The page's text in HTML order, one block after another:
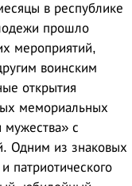
в республике
прошло
мероприятий,
воинским
открытия
мемориальных
мужества» с
Одним из знаковых
патриотического